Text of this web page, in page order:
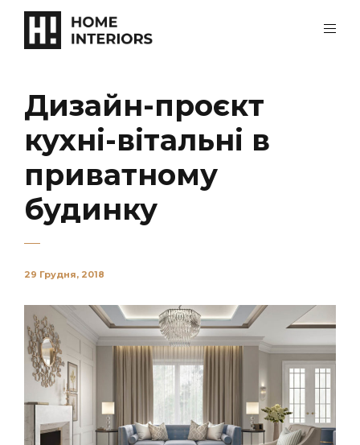
Дизайн-проєкт
кухні-вітальні в
приватному
будинку
29 Грудня, 2018